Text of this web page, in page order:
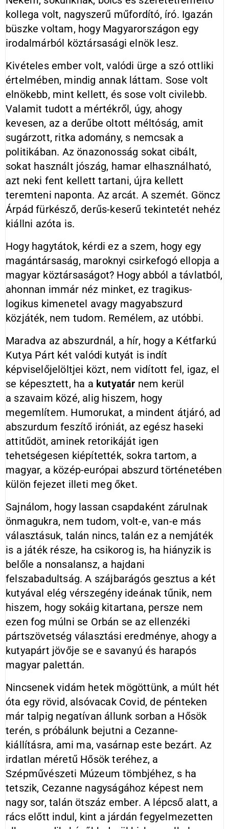
kollega volt, nagyszerű műfordító, író. Igazán
büszke voltam, hogy Magyarországon egy
irodalmárból köztársasági elnök lesz.
Kivételes ember volt, valódi ürge a szó ottliki
értelmében, mindig annak láttam. Sose volt
elnökebb, mint kellett, és sose volt civilebb.
Valamit tudott a mértékről, úgy, ahogy
kevesen, az a derűbe oltott méltóság, amit
sugárzott, ritka adomány, s nemcsak a
politikában. Az önazonosság sokat cibált,
sokat használt jószág, hamar elhasználható,
azt neki fent kellett tartani, újra kellett
teremteni naponta. Az arcát. A szemét. Göncz
Árpád fürkésző, derűs-keserű tekintetét nehéz
kiállni azóta is.
Hogy hagytátok, kérdi ez a szem, hogy egy
magántársaság, maroknyi csirkefogó ellopja a
magyar köztársaságot? Hogy abból a távlatból,
ahonnan immár néz minket, ez tragikus-
logikus kimenetel avagy magyabszurd
közjáték, nem tudom. Remélem, az utóbbi.
Maradva az abszurdnál, a hír, hogy a Kétfarkú
Kutya Párt két valódi kutyát is indít
képviselőjelöltjei közt, nem vidított fel, igaz, el
se képesztett, ha a kutyatár nem kerül
a szavaim közé, alig hiszem, hogy
megemlítem. Humorukat, a mindent átjáró, ad
abszurdum feszítő iróniát, az egész haseki
attitűdöt, aminek retorikáját igen
tehetségesen kiépítették, sokra tartom, a
magyar, a közép-európai abszurd történetében
külön fejezet illeti meg őket.
Sajnálom, hogy lassan csapdaként zárulnak
önmagukra, nem tudom, volt-e, van-e más
választásuk, talán nincs, talán ez a nemjáték
is a játék része, ha csikorog is, ha hiányzik is
belőle a nonsalansz, a hajdani
felszabadultság. A szájbarágós gesztus a két
kutyával elég vérszegény ideának tűnik, nem
hiszem, hogy sokáig kitartana, persze nem
ezen fog múlni se Orbán se az ellenzéki
pártszövetség választási eredménye, ahogy a
kutyapárt jövője se e savanyú és harapós
magyar palettán.
Nincsenek vidám hetek mögöttünk, a múlt hét
óta egy rövid, alsóvacak Covid, de pénteken
már talpig negatívan állunk sorban a Hősök
terén, s próbálunk bejutni a Cezanne-
kiállításra, ami ma, vasárnap este bezárt. Az
irdatlan méretű Hősök teréhez, a
Szépművészeti Múzeum tömbjéhez, s ha
tetszik, Cezanne nagyságához képest nem
nagy sor, talán ötszáz ember. A lépcső alatt, a
rács előtt indul, kint a járdán fegyelmezetten